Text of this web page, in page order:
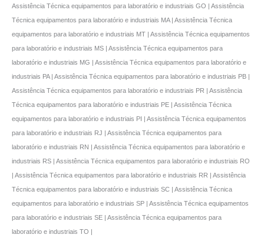
Assistência Técnica equipamentos para laboratório e industriais GO | Assistência
Técnica equipamentos para laboratório e industriais MA | Assistência Técnica
equipamentos para laboratório e industriais MT | Assistência Técnica equipamentos
para laboratório e industriais MS | Assistência Técnica equipamentos para
laboratório e industriais MG | Assistência Técnica equipamentos para laboratório e
industriais PA | Assistência Técnica equipamentos para laboratório e industriais PB |
Assistência Técnica equipamentos para laboratório e industriais PR | Assistência
Técnica equipamentos para laboratório e industriais PE | Assistência Técnica
equipamentos para laboratório e industriais PI | Assistência Técnica equipamentos
para laboratório e industriais RJ | Assistência Técnica equipamentos para
laboratório e industriais RN | Assistência Técnica equipamentos para laboratório e
industriais RS | Assistência Técnica equipamentos para laboratório e industriais RO
| Assistência Técnica equipamentos para laboratório e industriais RR | Assistência
Técnica equipamentos para laboratório e industriais SC | Assistência Técnica
equipamentos para laboratório e industriais SP | Assistência Técnica equipamentos
para laboratório e industriais SE | Assistência Técnica equipamentos para
laboratório e industriais TO |